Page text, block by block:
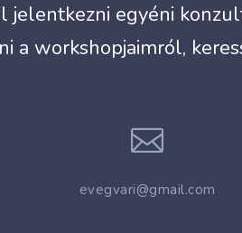
egyéni
a workshopjaimról,

evegvari@gmail.com